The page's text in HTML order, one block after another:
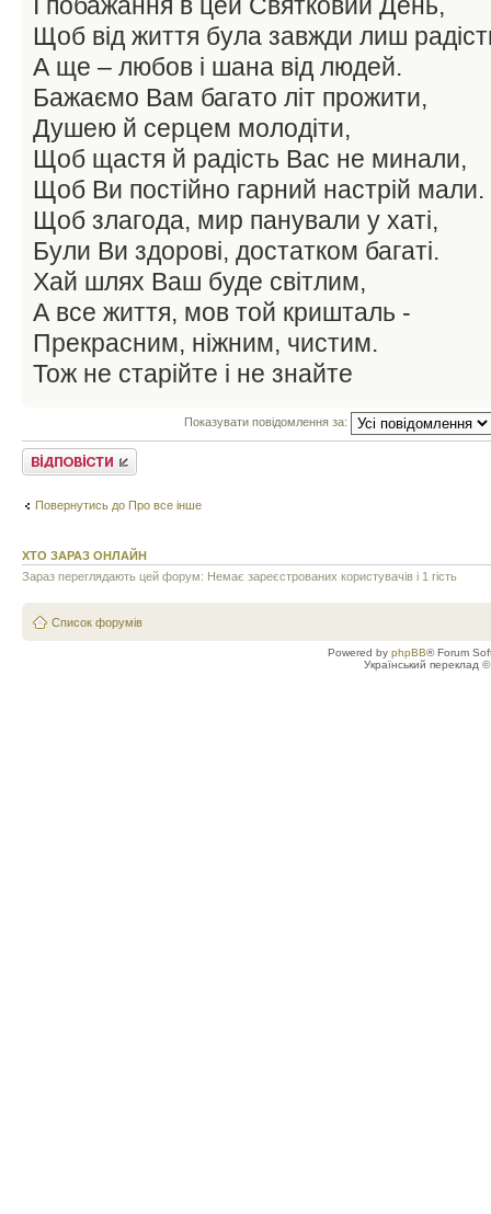
Щоб від життя була завжди лиш
А ще – любов і шана від людей.
Бажаємо Вам багато літ прожити,
Душею й серцем молодіти,
Щоб щастя й радість Вас не минали,
Щоб Ви постійно гарний настрій мали.
Щоб злагода, мир панували у хаті,
Були Ви здорові, достатком багаті.
Хай шлях Ваш буде світлим,
А все життя, мов той кришталь -
Прекрасним, ніжним, чистим.
Тож не старійте і не знайте
Показувати повідомлення за:
Відповісти
Повернутись до Про все інше
ХТО ЗАРАЗ ОНЛАЙН
Зараз переглядають цей форум: Немає зареєстрованих користувачів і 1 гість
Список форумів
Powered by phpBB® Forum
Український переклад